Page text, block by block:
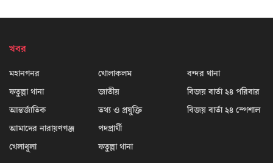
খবর
মহানগনর
ফতুল্লা থানা
আন্তর্জাতিক
আমাদের নারায়ণগঞ্জ
খেলাধূলা
খোলাকলম
জাতীয়
তথ্য ও প্রযুক্তি
পদপ্রার্থী
ফতুল্লা থানা
বন্দর থানা
বিজয় বার্তা ২৪ পরিবার
বিজয় বার্তা ২৪ স্পেশাল